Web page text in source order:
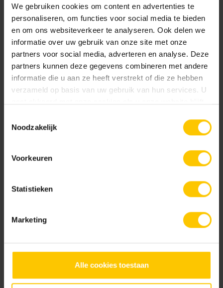
We gebruiken cookies om content en advertenties te
personaliseren, om functies voor social media te bieden
en om ons websiteverkeer te analyseren. Ook delen we
informatie over uw gebruik van onze site met onze
partners voor social media, adverteren en analyse. Deze
partners kunnen deze gegevens combineren met andere
informatie die u aan ze heeft verstrekt of die ze hebben
verzameld op basis van uw gebruik van hun services. U
Noodzakelijk
Voorkeuren
Statistieken
Marketing
Alle cookies toestaan
Op 22 februari 1945 richt de heer A.J. (Anton) van der
voornamelijk uit palen en platen van beton en natuurlijk de
en ookbetonklinkers
toegevoegd aan het assortiment. MBI